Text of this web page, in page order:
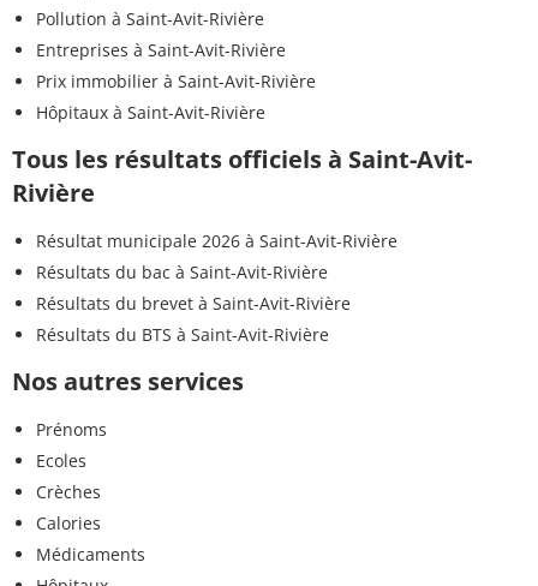
Pollution à Saint-Avit-Rivière
Entreprises à Saint-Avit-Rivière
Prix immobilier à Saint-Avit-Rivière
Hôpitaux à Saint-Avit-Rivière
Tous les résultats officiels à Saint-Avit-
Rivière
Résultat municipale 2026 à Saint-Avit-Rivière
Résultats du bac à Saint-Avit-Rivière
Résultats du brevet à Saint-Avit-Rivière
Résultats du BTS à Saint-Avit-Rivière
Nos autres services
Prénoms
Ecoles
Crèches
Calories
Médicaments